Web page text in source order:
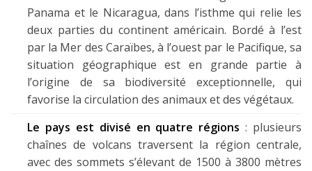
Panama et le Nicaragua, dans l’isthme qui relie les
deux parties du continent américain. Bordé à l’est
par la Mer des Caraïbes, à l’ouest par le Pacifique, sa
situation géographique est en grande partie à
l’origine de sa biodiversité exceptionnelle, qui
favorise la circulation des animaux et des végétaux.
Le pays est divisé en quatre régions : plusieurs
chaînes de volcans traversent la région centrale,
avec des sommets s’élevant de 1500 à 3800 mètres